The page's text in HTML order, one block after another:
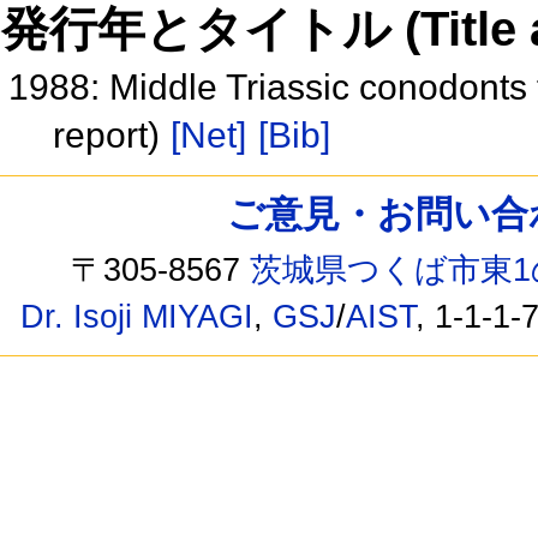
発行年とタイトル
1988: Middle Triassic
report) [Net] [Bib]
ご意見・お問い
〒305-8567茨城県つくば市東
Dr. Isoji MIYAGI, GSJ/AIST, 1-1-1-